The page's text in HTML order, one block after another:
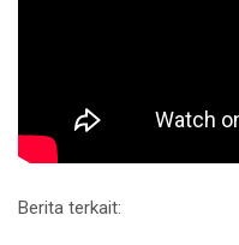
Berita terkait: